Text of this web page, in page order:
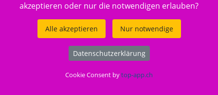
Gut zu wissen
Entsorgung: GruenePunkt
Entsorgungsorganisation: ElektroG-Zeichen
akzeptieren oder nur die notwendigen erlauben?
Alle akzeptieren Nur notwendige
Datenschutzerklärung
Cookie Consent bytop-app.ch